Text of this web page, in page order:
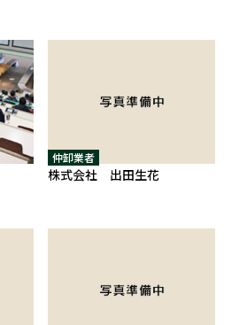
仲卸業者
株式会社 出田生花